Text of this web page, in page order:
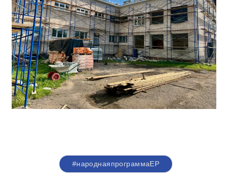
#народнаяпрограммаЕР